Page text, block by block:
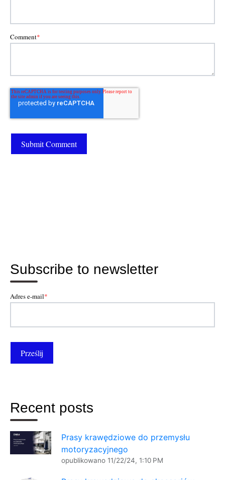
Comment*
Subscribe to newsletter
Adres e-mail*
Recent posts
Prasy krawędziowe do przemysłu
motoryzacyjnego
opublikowano 11/22/24, 1:10 PM